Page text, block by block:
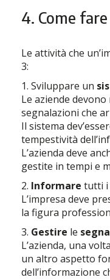
4. Come
Le attività che
3:
1. Sviluppare un
Le aziende
segnalazioni che
Il sistema
tempestività
L’azienda deve
gestite in tempi e
2. Informare tutti i
L’impresa deve
la figura
3. Gestire le
L’azienda, una
un altro aspetto
dell’informazione